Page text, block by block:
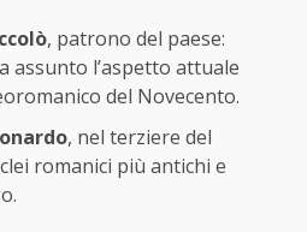
, patrono del paese:
assunto l’aspetto attuale
del Novecento.
, nel terziere del
romanici più antichi e